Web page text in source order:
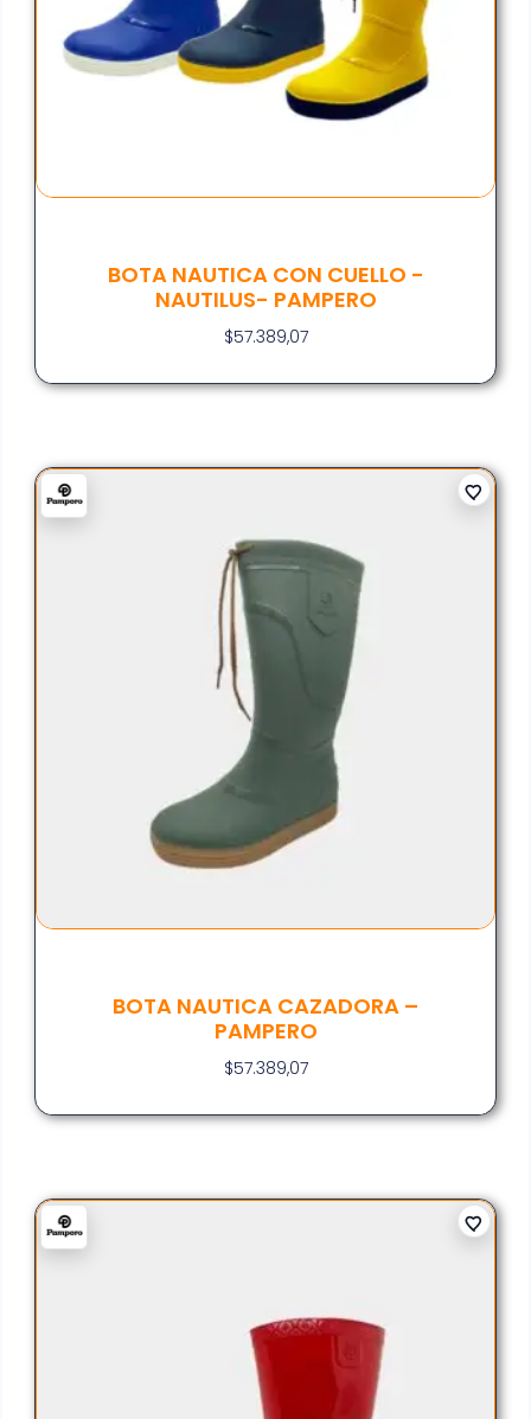
BOTA NAUTICA CON CUELLO -
NAUTILUS- PAMPERO
$57.389,07
BOTA NAUTICA CAZADORA –
PAMPERO
$57.389,07